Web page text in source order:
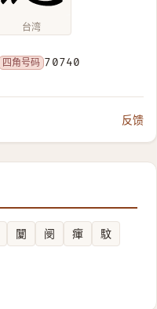
台湾
四角号码 70740
反馈
䦩 阌 瘒
馼